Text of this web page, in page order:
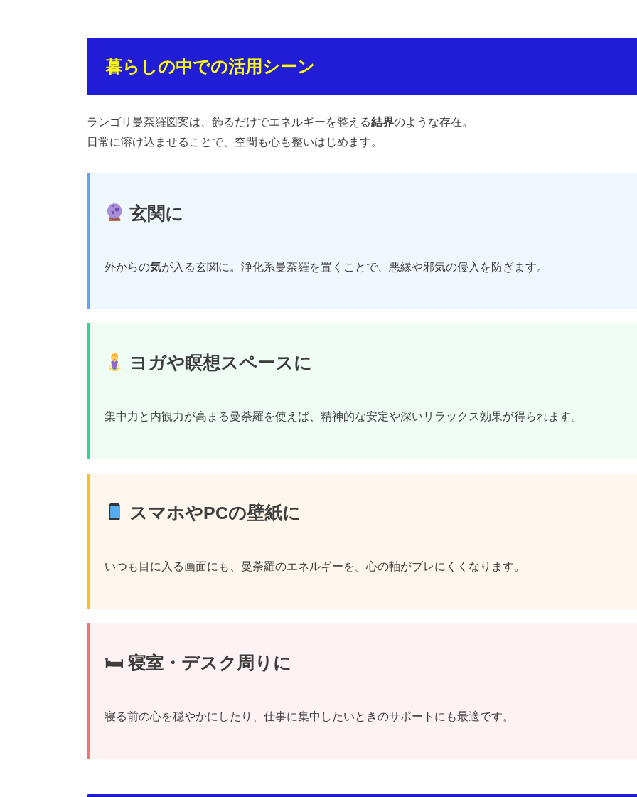
暮らしの中での活用シーン
ランゴリ曼荼羅図案は、飾るだけでエネルギーを整える結界のような存在。
日常に溶け込ませることで、空間も心も整いはじめます。
玄関に
外からの気が入る玄関に。浄化系曼荼羅を置くことで、悪縁や邪気の侵入を防ぎます。
ヨガや瞑想スペースに
集中力と内観力が高まる曼荼羅を使えば、精神的な安定や深いリラックス効果が得られます。
スマホやPCの壁紙に
いつも目に入る画面にも、曼荼羅のエネルギーを。心の軸がブレにくくなります。
🛏 寝室・デスク周りに
寝る前の心を穏やかにしたり、仕事に集中したいときのサポートにも最適です。